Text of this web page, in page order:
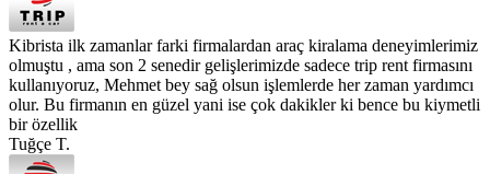
Kibrista ilk zamanlar farki firmalardan araç kiralama deneyimlerimiz
olmuştu , ama son 2 senedir gelişlerimizde sadece trip rent firmasını
kullanıyoruz, Mehmet bey sağ olsun işlemlerde her zaman yardımcı
olur. Bu firmanın en güzel yani ise çok dakikler ki bence bu kiymetli
bir özellik
Tuğçe T.